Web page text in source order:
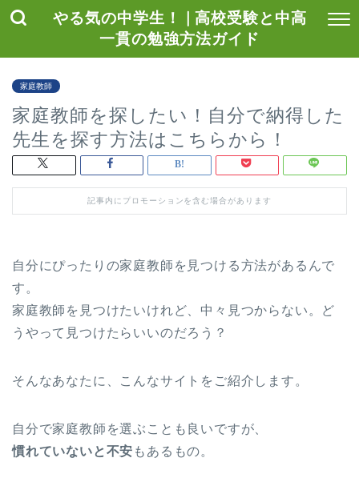
やる気の中学生！ | 高校受験と中高
一貫の勉強方法ガイド
家庭教師
家庭教師を探したい！自分で納得した
先生を探す方法はこちらから！
記事内にプロモーションを含む場合があります
自分にぴったりの家庭教師を見つける方法があるんで
す。
家庭教師を見つけたいけれど、中々見つからない。ど
うやって見つけたらいいのだろう？
そんなあなたに、こんなサイトをご紹介します。
自分で家庭教師を選ぶことも良いですが、
慣れていないと不安 もあるもの。